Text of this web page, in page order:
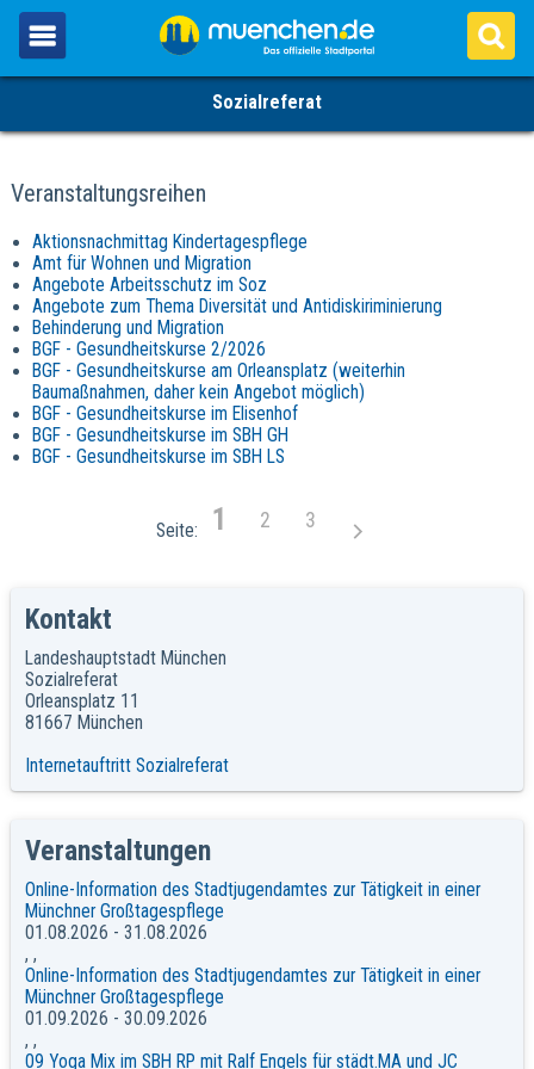
Sozialreferat
Veranstaltungsreihen
Aktionsnachmittag Kindertagespflege
Amt für Wohnen und Migration
Angebote Arbeitsschutz im Soz
Angebote zum Thema Diversität und Antidiskiriminierung
Behinderung und Migration
BGF - Gesundheitskurse 2/2026
BGF - Gesundheitskurse am Orleansplatz (weiterhin
Baumaßnahmen, daher kein Angebot möglich)
BGF - Gesundheitskurse im Elisenhof
BGF - Gesundheitskurse im SBH GH
BGF - Gesundheitskurse im SBH LS
1 2 3
Kontakt
Landeshauptstadt München
Sozialreferat
Orleansplatz 11
81667 München
Internetauftritt Sozialreferat
Veranstaltungen
Online-Information des Stadtjugendamtes zur Tätigkeit in einer
Münchner Großtagespflege
01.08.2026 - 31.08.2026
, ,
Online-Information des Stadtjugendamtes zur Tätigkeit in einer
Münchner Großtagespflege
01.09.2026 - 30.09.2026
, ,
09 Yoga Mix im SBH RP mit Ralf Engels für städt.MA und JC